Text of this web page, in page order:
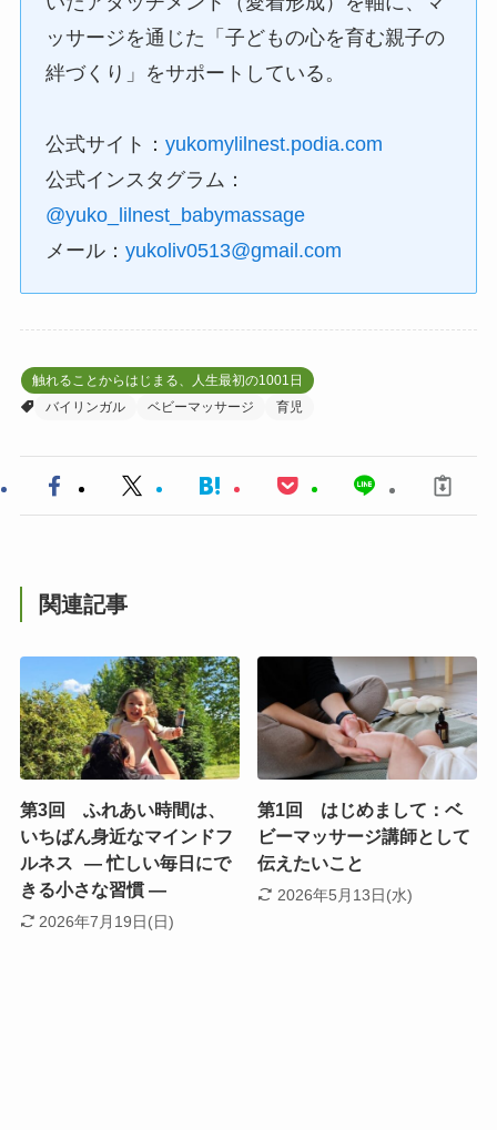
ッサージを通じた「子どもの心を育む親子の
絆づくり」をサポートしている。
公式サイト：yukomylilnest.podia.com
公式インスタグラム：
@yuko_lilnest_babymassage
メール：yukoliv0513@gmail.com
触れることからはじまる、人生最初の1001日
バイリンガル
ベビーマッサージ 育児
関連記事
第3回 ふれあい時間は、
いちばん身近なマインドフ
ルネス ― 忙しい毎日にで
きる小さな習慣 ―
2026年7月19日(日)
第1回 はじめまして：ベ
ビーマッサージ講師として
伝えたいこと
2026年5月13日(水)